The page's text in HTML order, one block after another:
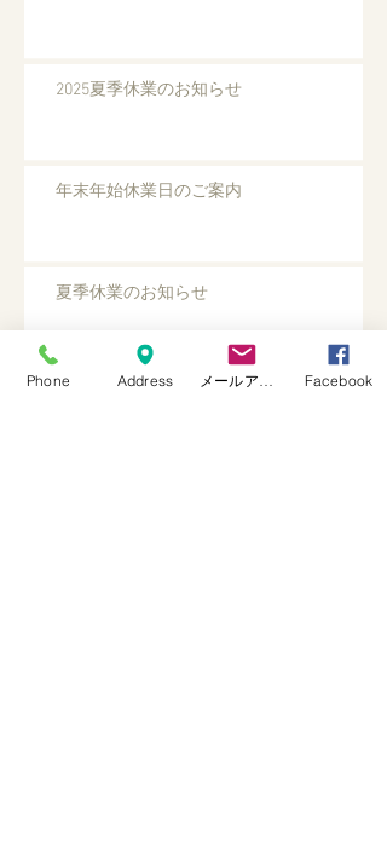
2025夏季休業のお知らせ
年末年始休業日のご案内
夏季休業のお知らせ
Phone Address Facebook